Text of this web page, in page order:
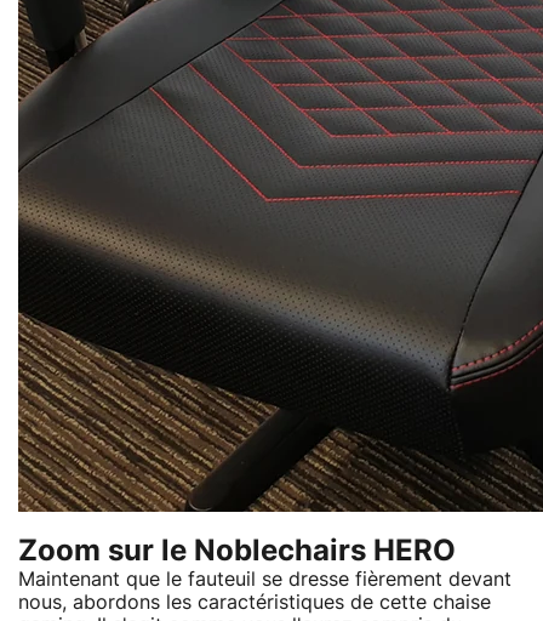
Zoom sur le Noblechairs HERO
Maintenant que le fauteuil se dresse fièrement devant
nous, abordons les caractéristiques de cette chaise